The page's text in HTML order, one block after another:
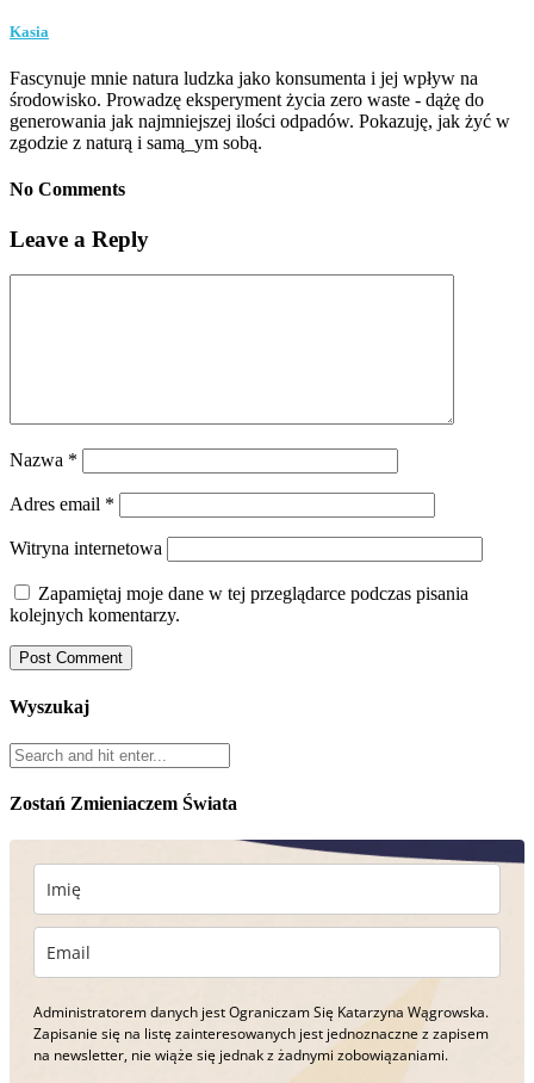
Kasia
Fascynuje mnie natura ludzka jako konsumenta i jej wpływ na
środowisko. Prowadzę eksperyment życia zero waste - dążę do
generowania jak najmniejszej ilości odpadów. Pokazuję, jak żyć w
zgodzie z naturą i samą_ym sobą.
No Comments
Leave a Reply
Nazwa *
Adres email *
Witryna internetowa
Zapamiętaj moje dane w tej przeglądarce podczas pisania
kolejnych komentarzy.
Wyszukaj
Zostań Zmieniaczem Świata
Administratorem danych jest Ograniczam Się Katarzyna Wągrowska.
Zapisanie się na listę zainteresowanych jest jednoznaczne z zapisem
na newsletter, nie wiąże się jednak z żadnymi zobowiązaniami.